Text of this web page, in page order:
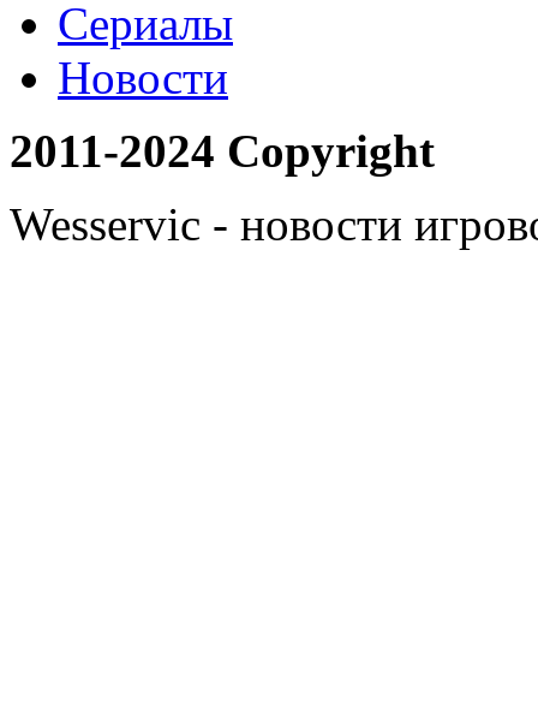
Сериалы
Новости
2011-2024 Copyright
Wesservic - новости